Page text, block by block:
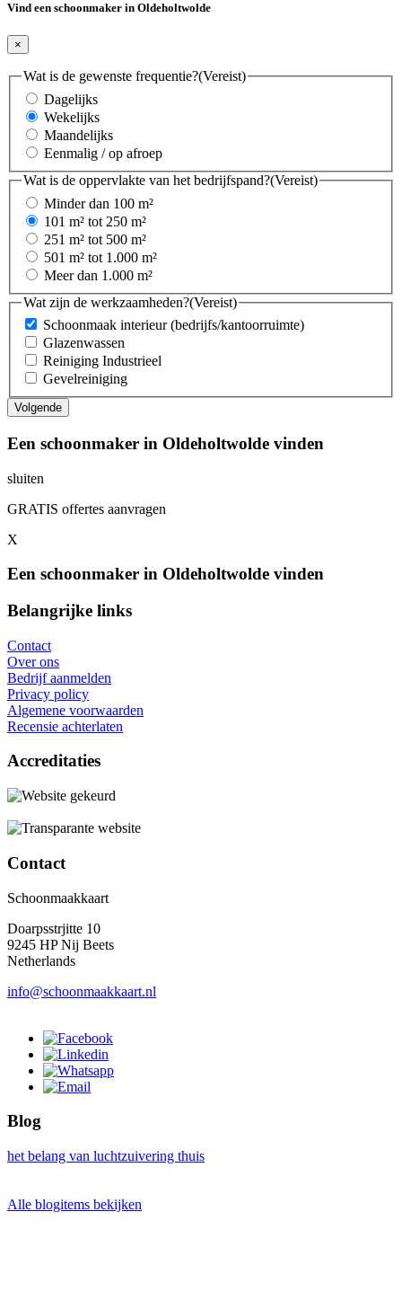
Vind een schoonmaker in Oldeholtwolde
×
Wat is de gewenste frequentie?(Vereist)
Dagelijks
Wekelijks
Maandelijks
Eenmalig / op afroep
Wat is de oppervlakte van het bedrijfspand?(Vereist)
Minder dan 100 m²
101 m² tot 250 m²
251 m² tot 500 m²
501 m² tot 1.000 m²
Meer dan 1.000 m²
Wat zijn de werkzaamheden?(Vereist)
Schoonmaak interieur (bedrijfs/kantoorruimte)
Glazenwassen
Reiniging Industrieel
Gevelreiniging
Een schoonmaker in Oldeholtwolde vinden
sluiten
GRATIS offertes aanvragen
X
Een schoonmaker in Oldeholtwolde vinden
Belangrijke links
Contact
Over ons
Bedrijf aanmelden
Privacy policy
Algemene voorwaarden
Recensie achterlaten
Accreditaties
Contact
Schoonmaakkaart
Doarpsstrjitte 10
9245 HP Nij Beets
Netherlands
info@schoonmaakkaart.nl
Blog
het belang van luchtzuivering thuis
Alle blogitems bekijken